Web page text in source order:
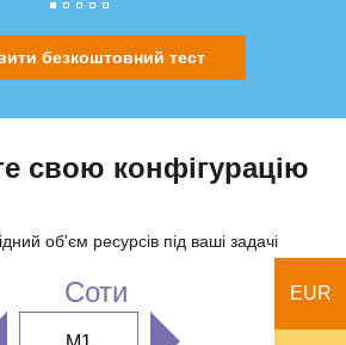
безкоштовний тест
свою конфігурацію
об'єм ресурсів під ваші задачі
Соти EUR